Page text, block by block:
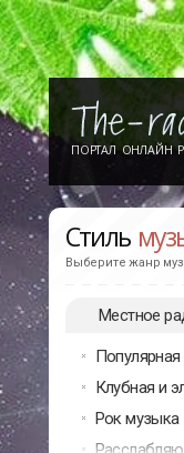
ПОРТАЛ ОНЛАЙН
Стиль
Выберите жанр
Местное
Клубная и
Рок музыка